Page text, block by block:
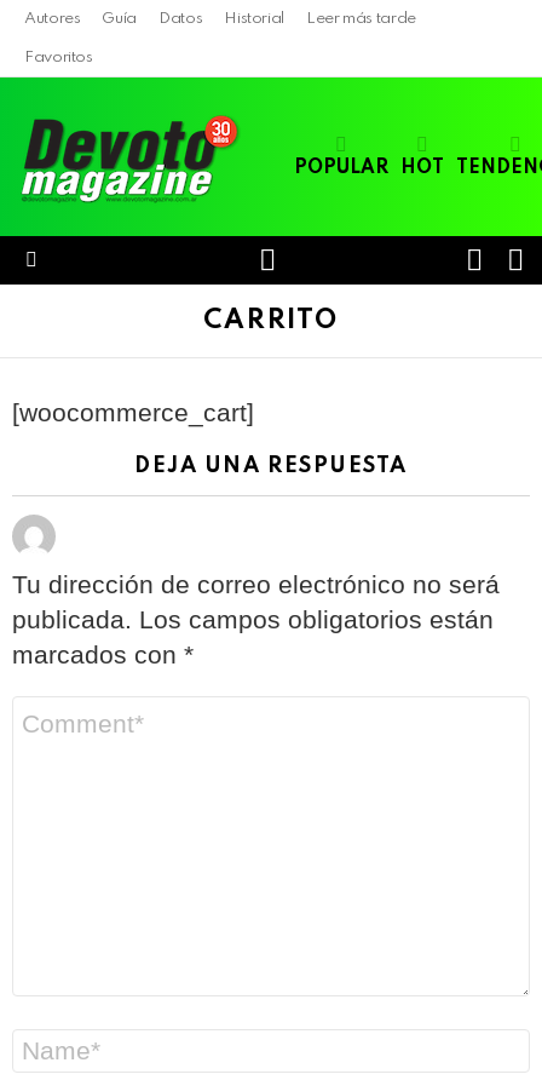
Autores Guía Datos Historial Leer más tarde
Favoritos
POPULAR HOT
SKIN
CARRITO
[woocommerce_cart]
DEJA UNA RESPUESTA
Tu dirección de correo electrónico no será
publicada. Los campos obligatorios están
marcados con *